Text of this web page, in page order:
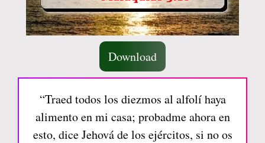
Download
“Traed todos los diezmos al alfolí haya
alimento en mi casa; probadme ahora en
esto, dice Jehová de los ejércitos, si no os